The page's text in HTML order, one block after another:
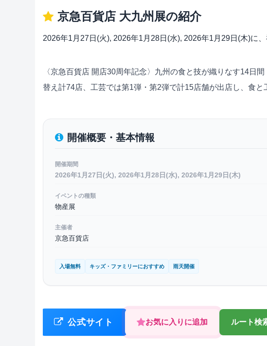
京急百貨店 大九州展の紹介
2026年1月27日(火), 2026年1月28日(水), 2026年1月29日(木)に
〈京急百貨店 開店30周年記念〉九州の食と技が織りなす14日
替え計74店、工芸では第1弾・第2弾で計15店舗が出店し、食と
開催概要・基本情報
開催期間
2026年1月27日(火), 2026年1月28日(水), 2026年1月29日(木)
イベントの種類
物産展
主催者
京急百貨店
入場無料 キッズ・ファミリーにおすすめ 雨天開催
公式サイト お気に入りに追加 ルート検